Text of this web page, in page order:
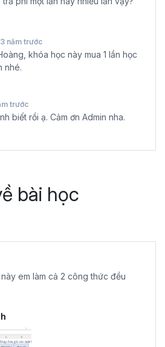
3 năm trước
khóa học này mua 1 lần học
nhé.
trước
biết rồi ạ. Cảm ơn Admin nha.
bài học
em làm cả 2 công thức đều